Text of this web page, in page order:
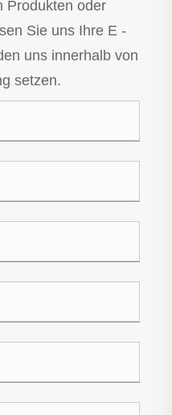
Produkten oder
Sie uns Ihre E -
uns innerhalb von
setzen.